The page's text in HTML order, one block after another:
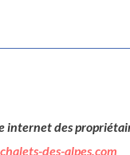
internet des
des-alpes.com